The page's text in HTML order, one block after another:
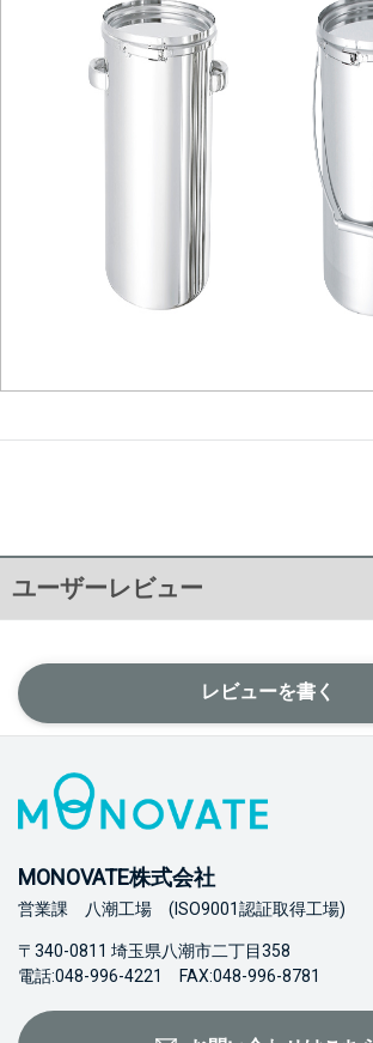
ユーザーレビュー
レビューを書く
MONOVATE株式会社
営業課 八潮工場 (ISO9001認証取得工場)
〒340-0811 埼玉県八潮市二丁目358
電話:048-996-4221 FAX:048-996-8781